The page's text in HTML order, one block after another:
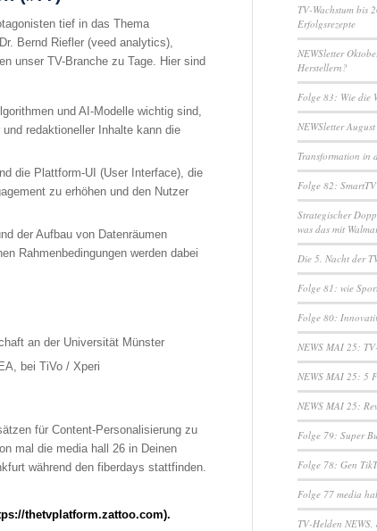
tief in das Thema
Bernd Riefler (veed analytics),
unser TV-Branche zu Tage. Hier sind
und AI-Modelle wichtig sind,
redaktioneller Inhalte kann die
die Plattform-UI (User Interface), die
zu erhöhen und den Nutzer
der Aufbau von Datenräumen
Rahmenbedingungen werden dabei
an der Universität Münster
bei TiVo / Xperi
für Content-Personalisierung zu
mal die media hall 26 in Deinen
während den fiberdays stattfinden.
thetvplatform.zattoo.com).
TV-Wachstum bis
Erfolgsrezepte
NEWSletter
Herstellern?
Folge 83: Wie die
NEWSletter
Transformation in
Folge 82:
Strategischer
was das mit
Die 5. Nacht der
Folge 81: wie
Folge 80:
NEWS MAI 25:
NEWS MAI 25: 5
NEWS MAI 25:
Folge 79: Super
Folge 78: Gen
Folge 77 media
TV-Helden